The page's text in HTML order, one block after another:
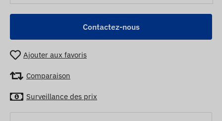
Contactez-nous
Ajouter aux favoris
Comparaison
Surveillance des prix